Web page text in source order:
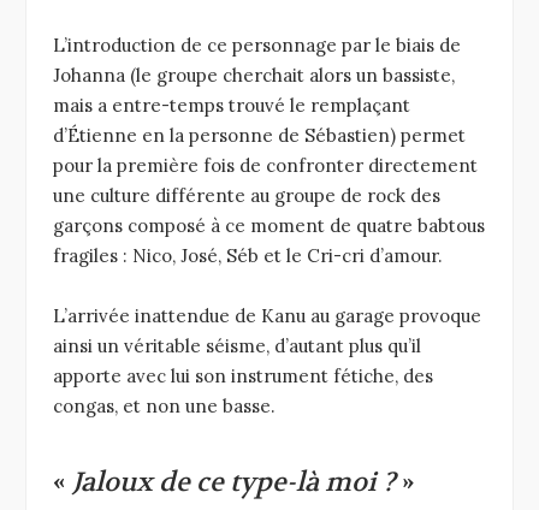
L’introduction de ce personnage par le biais de
Johanna (le groupe cherchait alors un bassiste,
mais a entre-temps trouvé le remplaçant
d’Étienne en la personne de Sébastien) permet
pour la première fois de confronter directement
une culture différente au groupe de rock des
garçons composé à ce moment de quatre babtous
fragiles : Nico, José, Séb et le Cri-cri d’amour.
L’arrivée inattendue de Kanu au garage provoque
ainsi un véritable séisme, d’autant plus qu’il
apporte avec lui son instrument fétiche, des
congas, et non une basse.
« Jaloux de ce type-là moi ?»